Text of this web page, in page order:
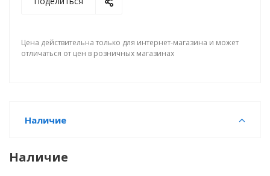
Цена действительна только для интернет-магазина и может
отличаться от цен в розничных магазинах
Наличие
Наличие